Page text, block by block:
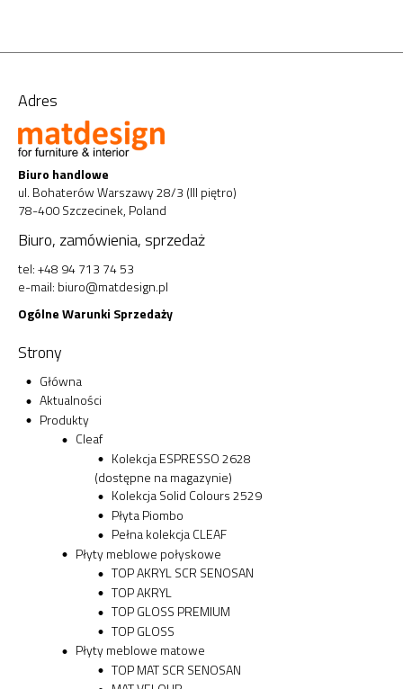
Adres
Biuro handlowe
ul. Bohaterów Warszawy 28/3 (III piętro)
78-400 Szczecinek, Poland
Biuro, zamówienia, sprzedaż
tel: +48 94 713 74 53
e-mail: biuro@matdesign.pl
Ogólne Warunki Sprzedaży
Strony
Główna
Aktualności
Produkty
Cleaf
Kolekcja ESPRESSO 2628
(dostępne na magazynie)
Kolekcja Solid Colours 2529
Płyta Piombo
Pełna kolekcja CLEAF
Płyty meblowe połyskowe
TOP AKRYL SCR SENOSAN
TOP AKRYL
TOP GLOSS PREMIUM
TOP GLOSS
Płyty meblowe matowe
TOP MAT SCR SENOSAN